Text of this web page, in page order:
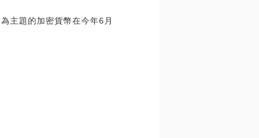
主題的加密貨幣在今年6月